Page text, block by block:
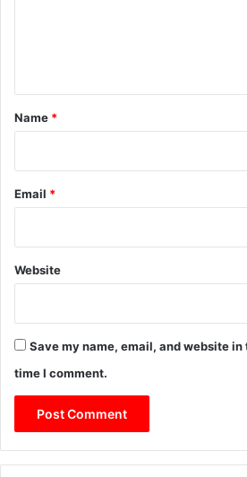
*
Name *
Email *
Website
Save my name, email, and website
time I comment.